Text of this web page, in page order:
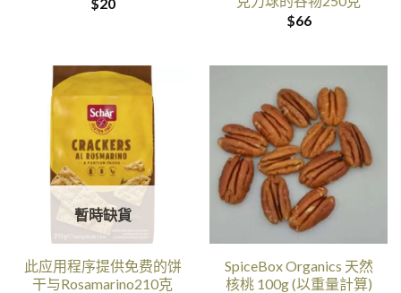
$66
暫時缺貨
此应用程序提供免费的饼
干与Rosamarino210克
SpiceBox Organics 天然
核桃 100g (以重量計算)